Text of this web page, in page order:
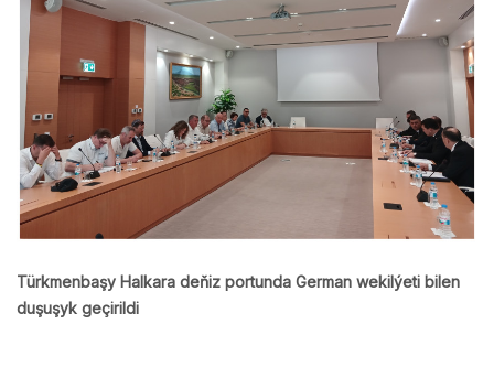
Türkmenbaşy Halkara deňiz portunda German wekilýeti bilen
duşuşyk geçirildi